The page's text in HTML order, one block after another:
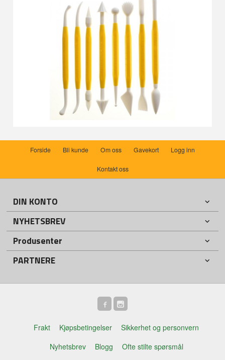
Forside Bli kunde Om oss Gavekort Logg inn
Kontakt oss
DIN KONTO
NYHETSBREV
Produsenter
PARTNERE
Frakt Kjøpsbetingelser
Sikkerhet og personvern
Nyhetsbrev
Blogg Ofte stilte spørsmål